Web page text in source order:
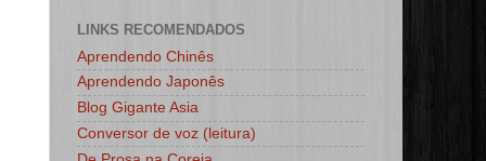
LINKS RECOMENDADOS
Aprendendo Chinês
Aprendendo Japonês
Blog Gigante Asia
Conversor de voz (leitura)